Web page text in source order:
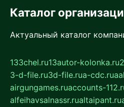
Каталог
Актуальный каталог
133chel.ru13autor-kolonka.ru
3-d-file.ru3d-file.rua-cdc.ru
airgungames.ruaccounts-
alfeihavsalnassr.rualtaipant.ru